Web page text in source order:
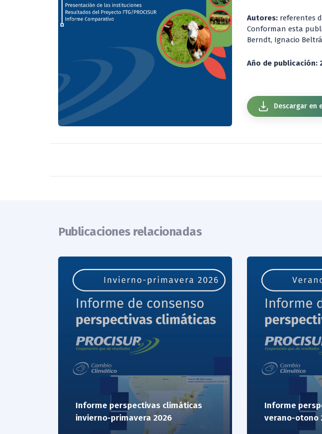
Autores: referentes
Conforman esta
Berndt, Ignacio
Año de publicación:
Descargar en
Publicaciones relacionadas
Informe perspectivas climáticas
invierno-primavera 2026
Informe
verano-otono